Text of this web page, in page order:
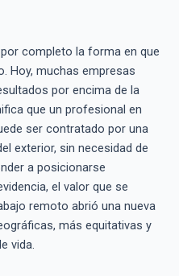
completo la forma en que
Hoy, muchas empresas
por encima de la
que un profesional en
ser contratado por una
exterior, sin necesidad de
a posicionarse
el valor que se
remoto abrió una nueva
más equitativas y
vida.